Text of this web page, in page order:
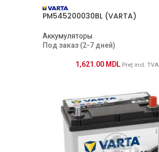
PM545200030BL (VARTA)
Аккумуляторы
Под заказ (2-7 дней)
1,621.00 MDL Preț incl. TVA